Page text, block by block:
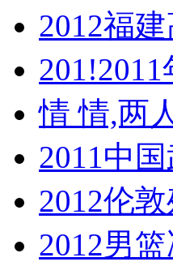
2012福
情 情,两
2011中
2012伦
2012男